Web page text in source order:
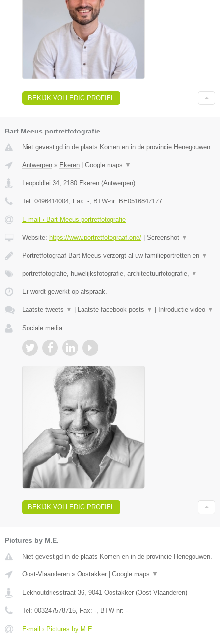
BEKIJK VOLLEDIG PROFIEL
Bart Meeus portretfotografie
Niet gevestigd in de plaats Komen en in de provincie Henegouwen.
Antwerpen » Ekeren Google maps ▼
Leopoldlei 34 2180 Ekeren (Antwerpen)
Tel: 0496414004 , Fax: - , BTW-nr: BE0516847177
E-mail › Bart Meeus portretfotografie
Website: https://www.portretfotograaf.one/ Screenshot ▼
Portretfotograaf Bart Meeus verzorgt al uw familieportretten en ▼
portretfotografie, huwelijksfotografie, architectuurfotografie, ▼
Er wordt gewerkt op afspraak.
Laatste tweets ▼ Laatste facebook posts ▼ Introductie video ▼
Sociale media:
BEKIJK VOLLEDIG PROFIEL
Pictures by M.E.
Niet gevestigd in de plaats Komen en in de provincie Henegouwen.
Oost-Vlaanderen » Oostakker Google maps ▼
Eekhoutdriesstraat 36 9041 Oostakker (Oost-Vlaanderen)
Tel: 003247578715 , Fax: - , BTW-nr: -
E-mail › Pictures by M.E.